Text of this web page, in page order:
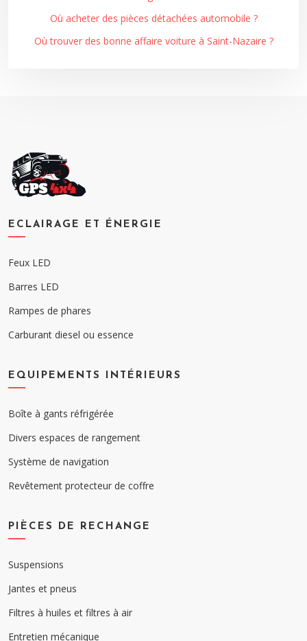
Où acheter des pièces détachées automobile ?
Où trouver des bonne affaire voiture à Saint-Nazaire ?
ECLAIRAGE ET ÉNERGIE
Feux LED
Barres LED
Rampes de phares
Carburant diesel ou essence
EQUIPEMENTS INTÉRIEURS
Boîte à gants réfrigérée
Divers espaces de rangement
Système de navigation
Revêtement protecteur de coffre
PIÈCES DE RECHANGE
Suspensions
Jantes et pneus
Filtres à huiles et filtres à air
Entretien mécanique